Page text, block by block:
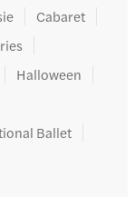
Cabaret
Halloween
Ballet